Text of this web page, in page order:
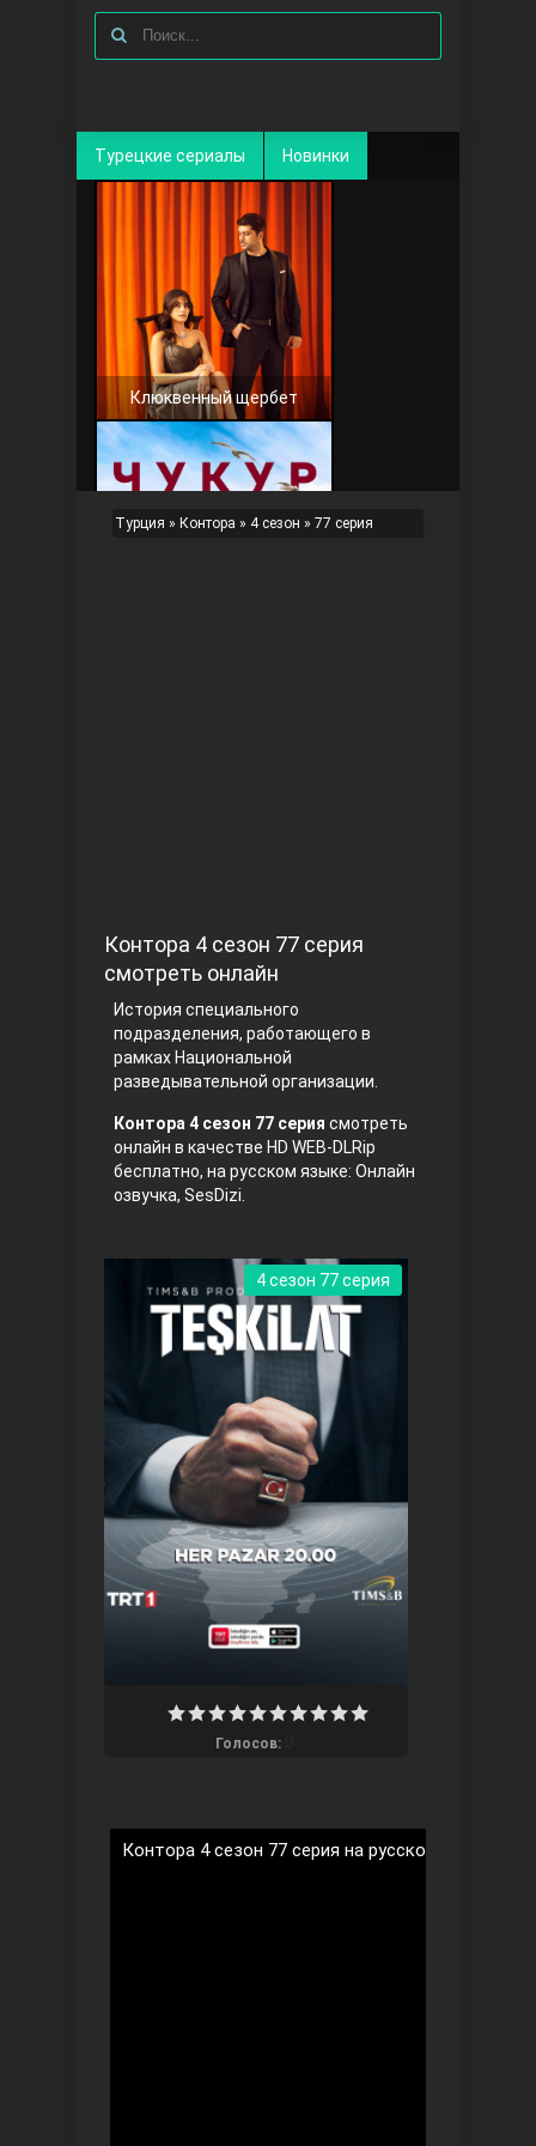
Турецкие сериалы Новинки
Клюквенный щербет
Правосyдие
Любовь напрокат
Воскресший Эртугрул
Три сестры
Турция » Контора » 4 сезон » 77 серия
Контора 4 сезон 77 серия
смотреть онлайн
История специального
подразделения, работающего в
рамках Национальной
разведывательной организации.
Контора 4 сезон 77 серия смотреть
онлайн в качестве HD WEB-DLRip
бесплатно, на русском языке: Онлайн
озвучка, SesDizi.
Голосов:
4 сезон 77 серия
Контора 4 сезон 77 серия на русском языке